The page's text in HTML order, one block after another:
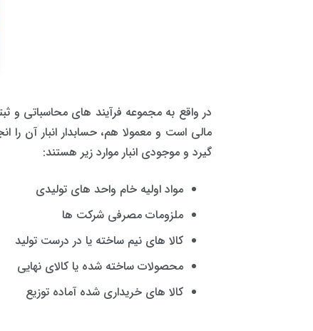
در واقع به مجموعه فرآیند های محاسباتی و
مالی است و معمولا هم، حسابدار انبار آن را
گیرد و موجودی انبار موارد زیر هستند:
مواد اولیه خام واحد های تولیدی
ملزومات مصرفی شرکت ها
کالا های نیم ساخته یا در درست تولید
محصولات ساخته شده یا کالای نهایی
کالا های خریداری شده آماده توزیع